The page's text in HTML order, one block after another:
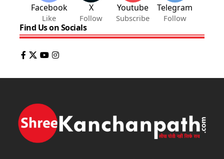
Facebook
Like
X
Follow
Youtube
Subscribe
Telegram
Follow
Find Us on Socials